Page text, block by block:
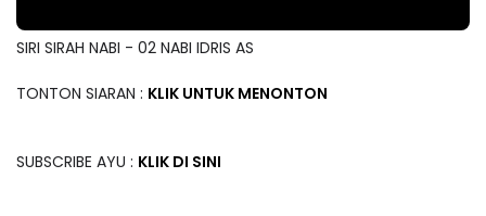
SIRI SIRAH NABI - 02 NABI IDRIS AS
TONTON SIARAN : KLIK UNTUK MENONTON
SUBSCRIBE AYU : KLIK DI SINI